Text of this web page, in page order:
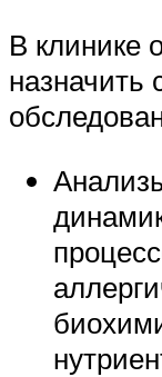
В клинике